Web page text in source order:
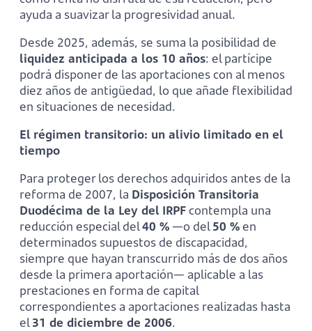
ayuda a suavizar la progresividad anual.
Desde 2025, además, se suma la posibilidad de
liquidez anticipada a los 10 años: el partícipe
podrá disponer de las aportaciones con al menos
diez años de antigüedad, lo que añade flexibilidad
en situaciones de necesidad.
El régimen transitorio: un alivio limitado en el
tiempo
Para proteger los derechos adquiridos antes de la
reforma de 2007, la Disposición Transitoria
Duodécima de la Ley del IRPFcontempla una
reducción especial del40 % —o del50 %en
determinados supuestos de discapacidad,
siempre que hayan transcurrido más de dos años
desde la primera aportación— aplicable a las
prestaciones en forma de capital
correspondientes a aportaciones realizadas hasta
el31 de diciembre de 2006.